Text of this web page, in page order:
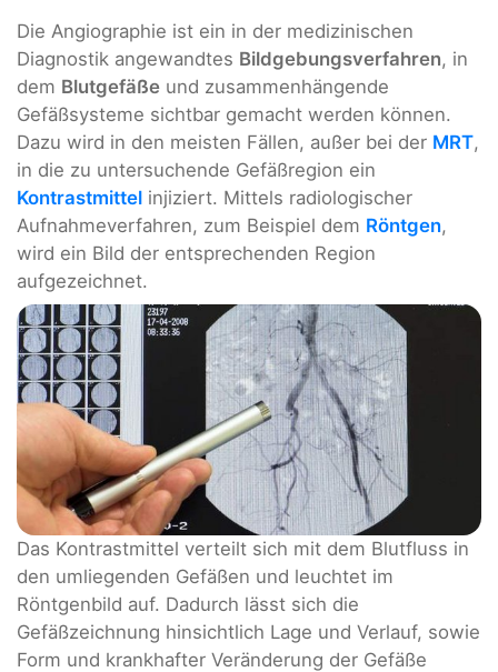
Die Angiographie ist ein in der medizinischen
Diagnostik angewandtes Bildgebungsverfahren, in
dem Blutgefäße und zusammenhängende
Gefäßsysteme sichtbar gemacht werden können.
Dazu wird in den meisten Fällen, außer bei der MRT,
in die zu untersuchende Gefäßregion ein
Kontrastmittel injiziert. Mittels radiologischer
Aufnahmeverfahren, zum Beispiel dem Röntgen,
wird ein Bild der entsprechenden Region
aufgezeichnet.
Das Kontrastmittel verteilt sich mit dem Blutfluss in
den umliegenden Gefäßen und leuchtet im
Röntgenbild auf. Dadurch lässt sich die
Gefäßzeichnung hinsichtlich Lage und Verlauf, sowie
Form und krankhafter Veränderung der Gefäße